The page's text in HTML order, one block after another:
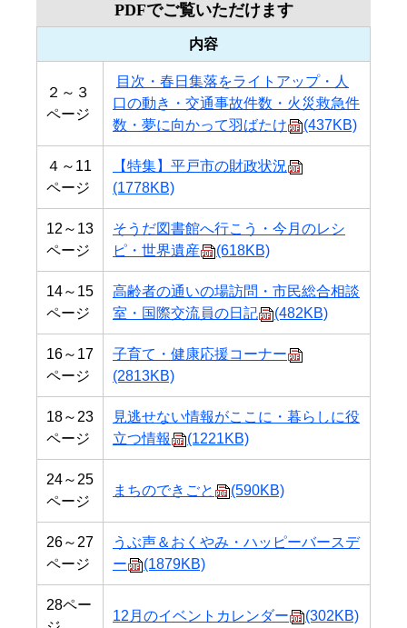
PDFでご覧いただけます
内容
２～３
ページ
目次・春日集落をライトアップ・人
口の動き・交通事故件数・火災救急件
数・夢に向かって羽ばたけ
(437KB)
４～11
ページ
【特集】平戸市の財政状況
(1778KB)
12～13
ページ
そうだ図書館へ行こう・今月のレシ
ピ・世界遺産
(618KB)
14～15
ページ
高齢者の通いの場訪問・市民総合相談
室・国際交流員の日記
(482KB)
16～17
ページ
子育て・健康応援コーナー
(2813KB)
18～23
ページ
見逃せない情報がここに・暮らしに役
立つ情報
(1221KB)
24～25
ページ
まちのできごと (590KB)
26～27
ページ
うぶ声＆おくやみ・ハッピーバースデ
ー
(1879KB)
28ペー
12月のイベントカレンダー (302KB)